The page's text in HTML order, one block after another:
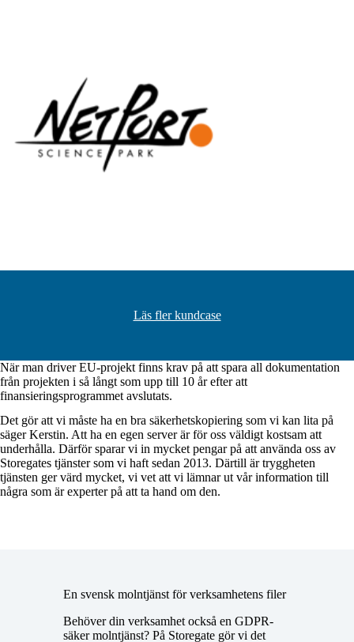
Läs fler kundcase
När man driver EU-projekt finns krav på att spara all dokumentation
från projekten i så långt som upp till 10 år efter att
finansieringsprogrammet avslutats.
Det gör att vi måste ha en bra säkerhetskopiering som vi kan lita på
säger Kerstin. Att ha en egen server är för oss väldigt kostsam att
underhålla. Därför sparar vi in mycket pengar på att använda oss av
Storegates tjänster som vi haft sedan 2013. Därtill är tryggheten
tjänsten ger värd mycket, vi vet att vi lämnar ut vår information till
några som är experter på att ta hand om den.
En svensk molntjänst för verksamhetens filer
Behöver din verksamhet också en GDPR-
säker molntjänst? På Storegate gör vi det